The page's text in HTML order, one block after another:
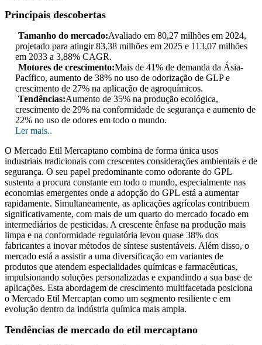
Principais descobertas
Tamanho do mercado:Avaliado em 80,27 milhões em 2024,
projetado para atingir 83,38 milhões em 2025 e 113,07 milhões
em 2033 a 3,88% CAGR.
Motores de crescimento:Mais de 41% de demanda da Ásia-
Pacífico, aumento de 38% no uso de odorização de GLP e
crescimento de 27% na aplicação de agroquímicos.
Tendências:Aumento de 35% na produção ecológica,
crescimento de 29% na conformidade de segurança e aumento de
22% no uso de odores em todo o mundo.
Ler mais..
O Mercado Etil Mercaptano combina de forma única usos
industriais tradicionais com crescentes considerações ambientais e de
segurança. O seu papel predominante como odorante do GPL
sustenta a procura constante em todo o mundo, especialmente nas
economias emergentes onde a adopção do GPL está a aumentar
rapidamente. Simultaneamente, as aplicações agrícolas contribuem
significativamente, com mais de um quarto do mercado focado em
intermediários de pesticidas. A crescente ênfase na produção mais
limpa e na conformidade regulatória levou quase 38% dos
fabricantes a inovar métodos de síntese sustentáveis. Além disso, o
mercado está a assistir a uma diversificação em variantes de
produtos que atendem especialidades químicas e farmacêuticas,
impulsionando soluções personalizadas e expandindo a sua base de
aplicações. Esta abordagem de crescimento multifacetada posiciona
o Mercado Etil Mercaptan como um segmento resiliente e em
evolução dentro da indústria química mais ampla.
Tendências de mercado do etil mercaptano